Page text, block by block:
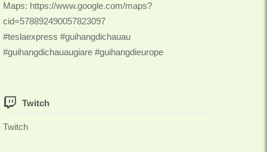
Maps: https://www.google.com/maps?
cid=578892490057823097
#teslaexpress #guihangdichauau
#guihangdichauaugiare #guihangdieurope
Twitch
Twitch